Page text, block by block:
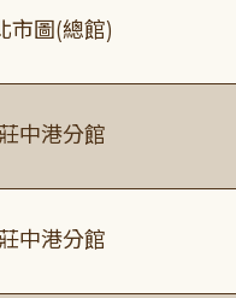
市圖(總館)
中港分館
中港分館